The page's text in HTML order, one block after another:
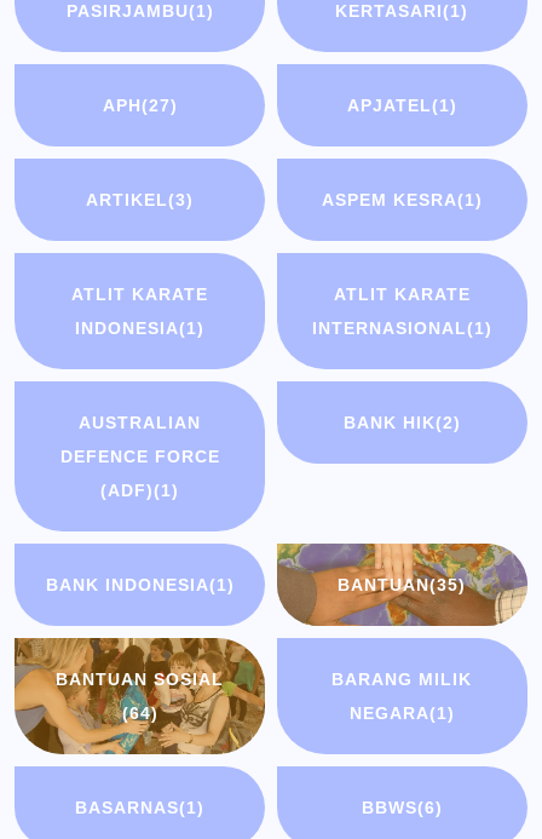
PASIRJAMBU(1)
KERTASARI(1)
APH(27) APJATEL(1)
ARTIKEL(3) ASPEM KESRA(1)
ATLIT KARATE
INDONESIA(1)
ATLIT KARATE
INTERNASIONAL(1)
AUSTRALIAN
DEFENCE FORCE
(ADF)(1)
BANK HIK(2)
BANK INDONESIA(1) BANTUAN(35)
BANTUAN SOSIAL
(64)
BARANG MILIK
NEGARA(1)
BASARNAS(1) BBWS(6)